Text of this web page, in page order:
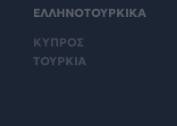
ΕΛΛΗΝΟΤΟΥΡΚΙΚΑ
ΚΥΠΡΟΣ
ΤΟΥΡΚΙΑ